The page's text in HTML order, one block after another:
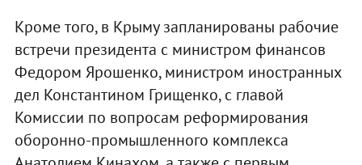
Кроме того, в Крыму запланированы рабочие
встречи президента с министром финансов
Федором Ярошенко, министром иностранных
дел Константином Грищенко, с главой
Комиссии по вопросам реформирования
оборонно-промышленного комплекса